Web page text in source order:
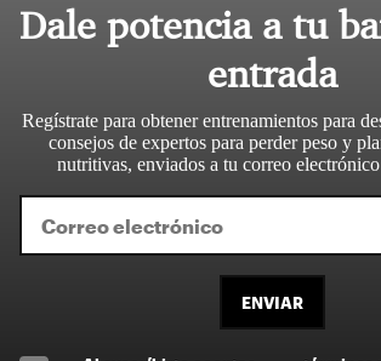
Dale potencia a tu
entrada
Regístrate para obtener entrenamientos para
consejos de expertos para perder peso y
nutritivas, enviados a tu correo electrónico
ENVIAR